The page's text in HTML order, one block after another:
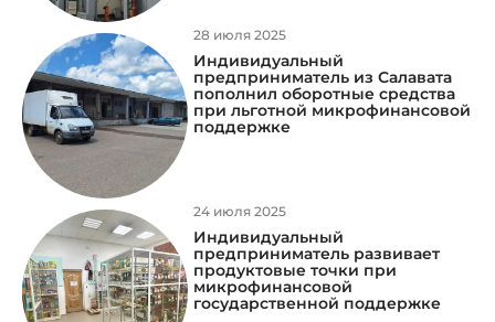
28 июля 2025
Индивидуальный
предприниматель из Салавата
пополнил оборотные средства
при льготной микрофинансовой
поддержке
24 июля 2025
Индивидуальный
предприниматель развивает
продуктовые точки при
микрофинансовой
государственной поддержке